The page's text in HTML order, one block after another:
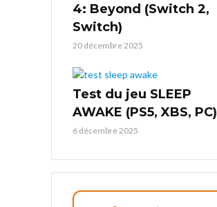
4: Beyond (Switch 2,
Switch)
20 décembre 2025
Test du jeu SLEEP
AWAKE (PS5, XBS, PC)
6 décembre 2025